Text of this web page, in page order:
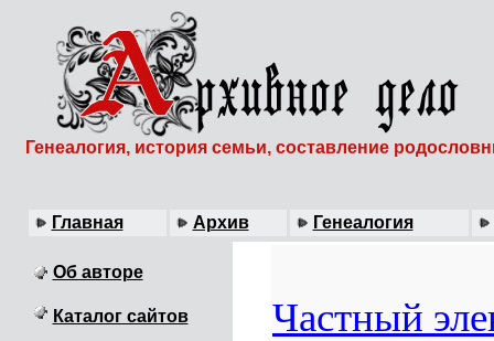
Генеалогия, история семьи, составление
Главная Архив Генеалогия
Об авторе
Каталог сайтов
Частный